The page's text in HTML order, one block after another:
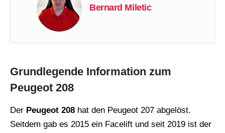
Bernard Miletic
Grundlegende Information zum
Peugeot 208
Der Peugeot 208 hat den Peugeot 207 abgelöst.
Seitdem gab es 2015 ein Facelift und seit 2019 ist der